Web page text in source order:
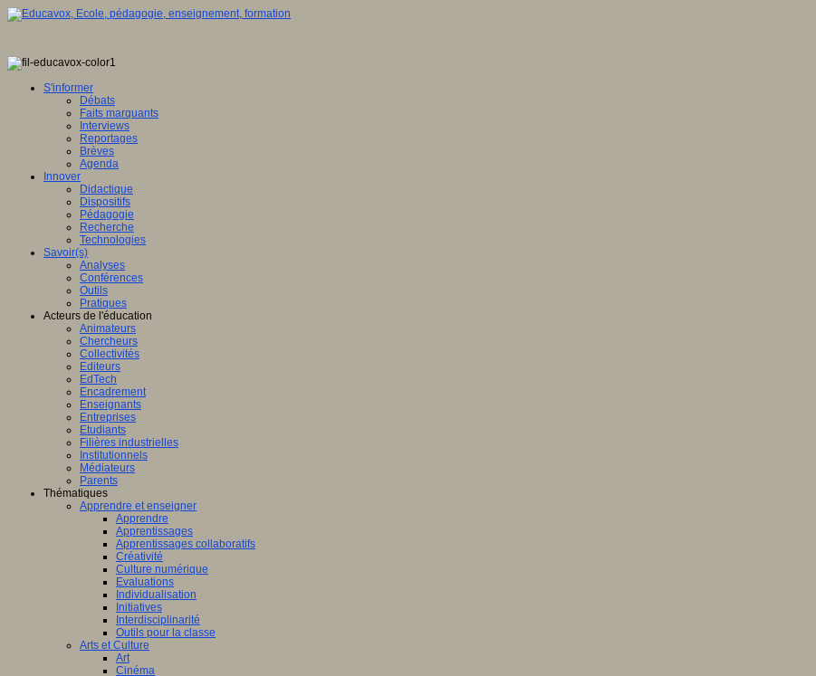
S'informer
Débats
Faits marquants
Interviews
Reportages
Brèves
Agenda
Innover
Didactique
Dispositifs
Pédagogie
Recherche
Technologies
Savoir(s)
Analyses
Conférences
Outils
Pratiques
Acteurs de l'éducation
Animateurs
Chercheurs
Collectivités
Editeurs
EdTech
Encadrement
Enseignants
Entreprises
Etudiants
Filières industrielles
Institutionnels
Médiateurs
Parents
Thématiques
Apprendre et enseigner
Apprendre
Apprentissages
Apprentissages collaboratifs
Créativité
Culture numérique
Evaluations
Individualisation
Initiatives
Interdisciplinarité
Outils pour la classe
Arts et Culture
Art
Cinéma